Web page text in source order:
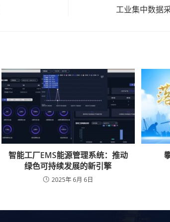
工业集中数据
智能工厂EMS能源管理系统：推动
绿色可持续发展的新引擎
2025年 6月 6日